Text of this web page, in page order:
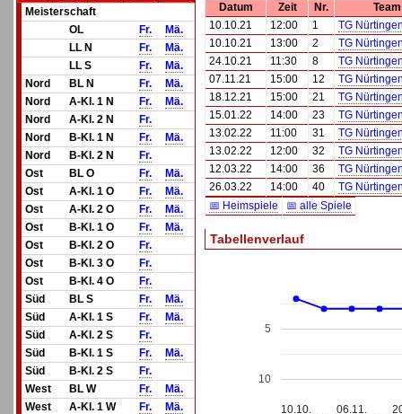
Meisterschaft
OL
Fr.
Mä.
LL N
Fr.
Mä.
LL S
Fr.
Mä.
Nord
BL N Fr.
Mä.
Nord
A-Kl. 1 N Fr.
Mä.
Nord
A-Kl. 2 N
Fr.
Nord
B-Kl. 1 N Fr.
Mä.
Nord
B-Kl. 2 N
Fr.
Ost
BL O Fr.
Mä.
Ost
A-Kl. 1 O Fr.
Mä.
Ost
A-Kl. 2 O Fr.
Mä.
Ost
B-Kl. 1 O Fr.
Mä.
Ost
B-Kl. 2 O
Fr.
Ost
B-Kl. 3 O
Fr.
Ost
B-Kl. 4 O
Fr.
Süd
BL S Fr.
Mä.
Süd
A-Kl. 1 S Fr.
Mä.
Süd
A-Kl. 2 S
Fr.
Süd
B-Kl. 1 S Fr.
Mä.
Süd
B-Kl. 2 S
Fr.
West
BL W Fr.
Mä.
West
A-Kl. 1 W Fr.
Mä.
Datum Zeit Nr.
10.10.21
12:00 1
TG
10.10.21
13:00 2
TG
24.10.21
11:30 8
TG
07.11.21
15:00 12
TG
18.12.21
15:00 21
TG
15.01.22
14:00 23
TG
13.02.22
11:00 31
TG
13.02.22
12:00 32
TG
12.03.22
14:00 36
TG
26.03.22
14:00 40
TG
📅 Heimspiele
📅 alle Spiele
Tabellenverlauf
10.10.
06.11.
5
10